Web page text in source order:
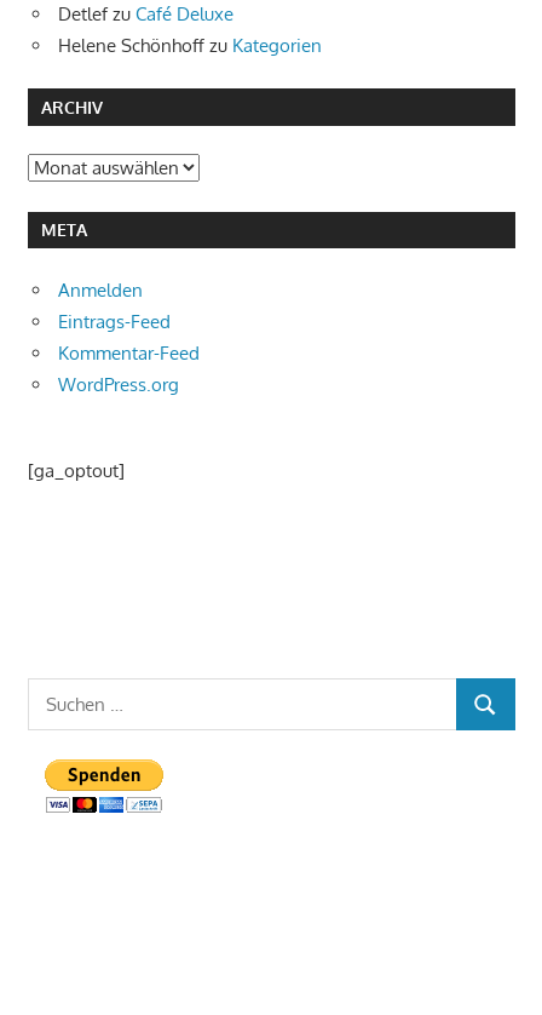
Detlefzu Café Deluxe
Helene Schönhoff zu Kategorien
ARCHIV
Archiv
META
Anmelden
Eintrags-Feed
Kommentar-Feed
WordPress.org
[ga_optout]
Suchen
nach:
SUCHEN